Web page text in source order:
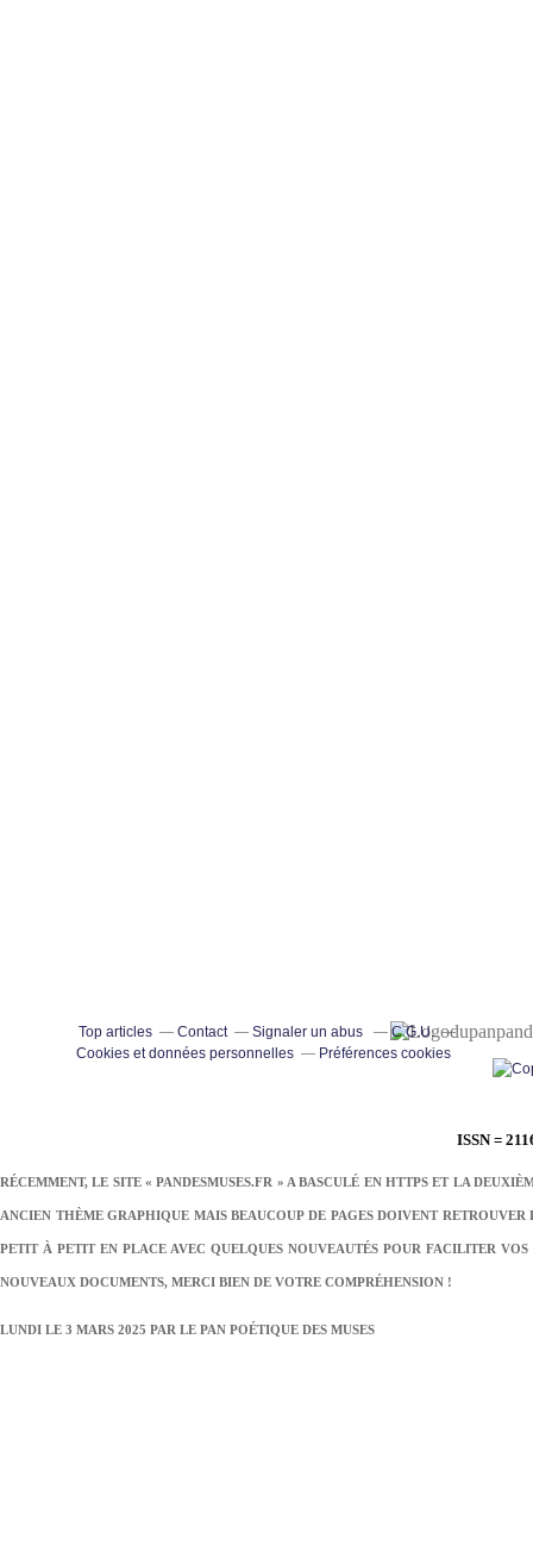
ISSN =
RÉCEMMENT, LE SITE « PANDESMUSES.FR » A BASCULÉ EN HTTPS ET LA
ANCIEN THÈME GRAPHIQUE MAIS BEAUCOUP DE PAGES DOIVENT
PETIT À PETIT EN PLACE AVEC QUELQUES NOUVEAUTÉS POUR FACILITER
NOUVEAUX DOCUMENTS, MERCI BIEN DE VOTRE COMPRÉHENSION !
LUNDI LE 3 MARS 2025 PAR LE PAN POÉTIQUE DES MUSES
Top articles Contact Signaler un abus
C.G.U.
Cookies et données personnelles
Préférences cookies